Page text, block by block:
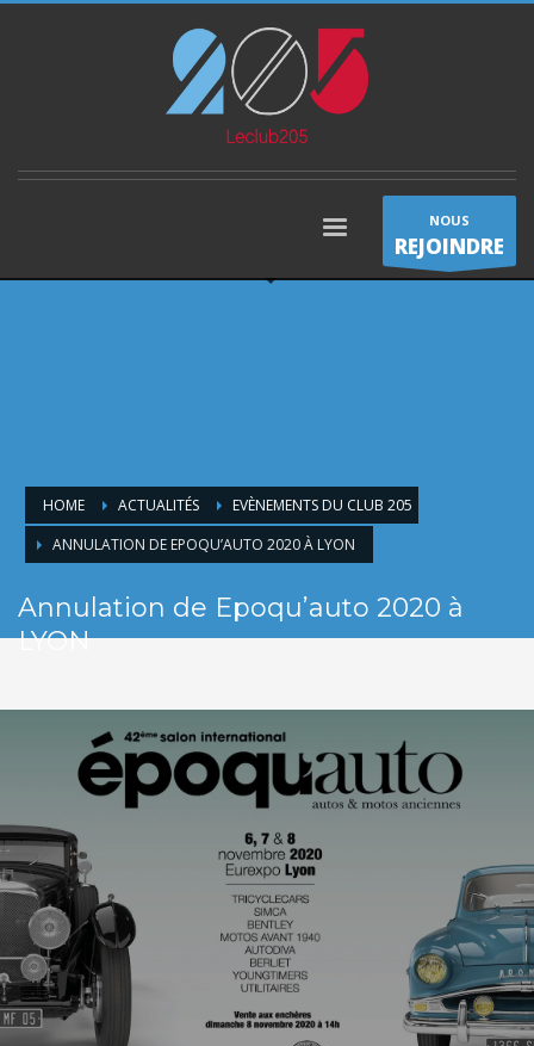
NOUS
REJOINDRE
HOME ACTUALITÉS
EVÈNEMENTS DU CLUB 205
ANNULATION DE EPOQU’AUTO 2020 À LYON
Annulation de Epoqu’auto 2020 à
LYON